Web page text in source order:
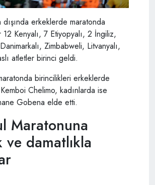
erkeklerde maratonda
12 Kenyalı, 7 Etiyopyalı, 2 İngiliz,
Zimbabweli, Litvanyalı,
atletler birinci geldi.
birincilikleri erkeklerde
Chelimo, kadınlarda ise
Gobena elde etti.
Maratonuna
damatlıkla